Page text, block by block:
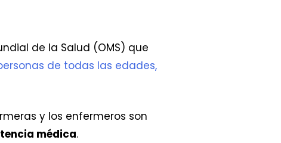
de la Salud (OMS) que
de todas las edades,
y los enfermeros son
médica.